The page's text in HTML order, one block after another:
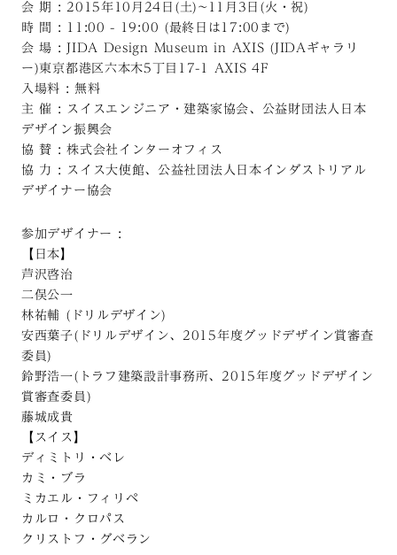
会 期 : 2015年10月24日(土)~11月3日(火・祝)
時 間 : 11:00 - 19:00 (最終日は17:00まで)
会 場 : JIDA Design Museum in AXIS (JIDAギャラリ
ー)東京都港区六本木5丁目17-1 AXIS 4F
入場料 : 無料
主 催 : スイスエンジニア・建築家協会、公益財団法人日本
デザイン振興会
協 賛 : 株式会社インターオフィス
協 力 : スイス大使館、公益社団法人日本インダストリアル
デザイナー協会
参加デザイナー :
【日本】
芦沢啓治
二俣公一
林祐輔 (ドリルデザイン)
安西葉子(ドリルデザイン、2015年度グッドデザイン賞審査
委員)
鈴野浩一(トラフ建築設計事務所、2015年度グッドデザイン
賞審査委員)
藤城成貴
【スイス】
ディミトリ・ベレ
カミ・ブラ
ミカエル・フィリペ
カルロ・クロパス
クリストフ・グベラン